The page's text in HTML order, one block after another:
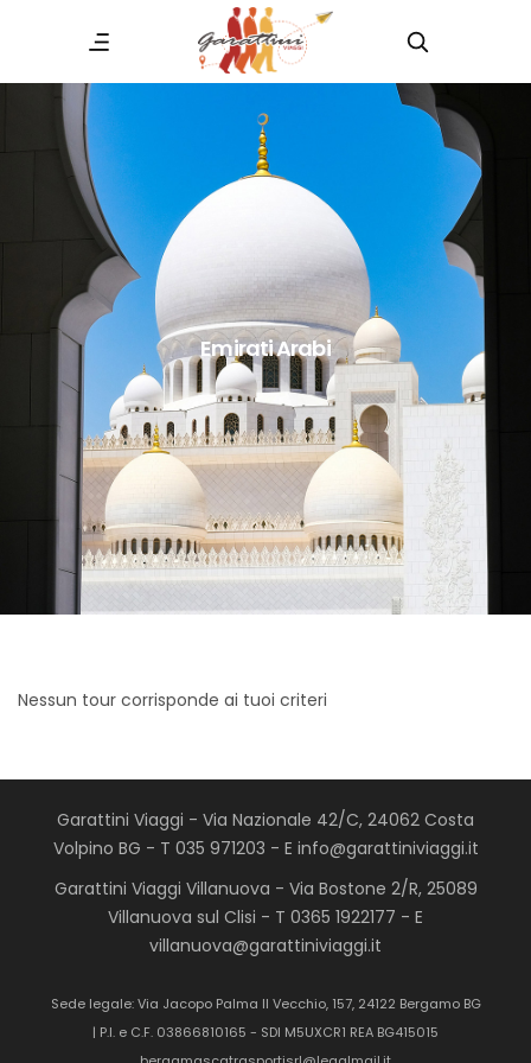
Emirati Arabi
Nessun tour corrisponde ai tuoi criteri
Garattini Viaggi - Via Nazionale 42/C, 24062 Costa
Volpino BG - T 035 971203 - E info@garattiniviaggi.it
Garattini Viaggi Villanuova - Via Bostone 2/R, 25089
Villanuova sul Clisi - T 0365 1922177 - E
villanuova@garattiniviaggi.it
Sede legale: Via Jacopo Palma Il Vecchio, 157, 24122 Bergamo BG
| P.I. e C.F. 03866810165 - SDI M5UXCR1 REA BG415015